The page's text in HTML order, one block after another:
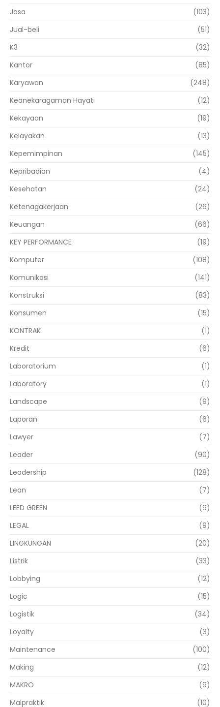
Jasa
(103)
Jual-beli
(51)
K3
(32)
Kantor
(85)
Karyawan
(248)
Keanekaragaman Hayati
(12)
Kekayaan
(19)
Kelayakan
(13)
Kepemimpinan
(145)
Kepribadian
(4)
Kesehatan
(24)
Ketenagakerjaan
(26)
Keuangan
(66)
KEY PERFORMANCE
(19)
Komputer
(108)
Komunikasi
(141)
Konstruksi
(83)
Konsumen
(15)
KONTRAK
(1)
Kredit
(6)
Laboratorium
(1)
Laboratory
(1)
Landscape
(9)
Laporan
(6)
Lawyer
(7)
Leader
(90)
Leadership
(128)
Lean
(7)
LEED GREEN
(9)
LEGAL
(9)
LINGKUNGAN
(20)
Listrik
(33)
Lobbying
(12)
Logic
(15)
Logistik
(34)
Loyalty
(3)
Maintenance
(100)
Making
(12)
MAKRO
(9)
Malpraktik
(10)